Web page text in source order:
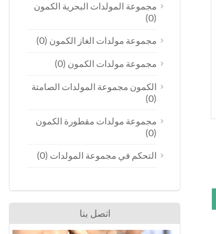
مجموعة المولدات البحرية الكمون
(0)
مجموعة مولدات الغاز الكمون (0)
مجموعة مولدات الكمون (0)
الكمون مجموعة المولدات الصامتة
(0)
مجموعة مولدات مقطورة الكمون
(0)
التحكم في مجموعة المولدات (0)
اتصل بنا